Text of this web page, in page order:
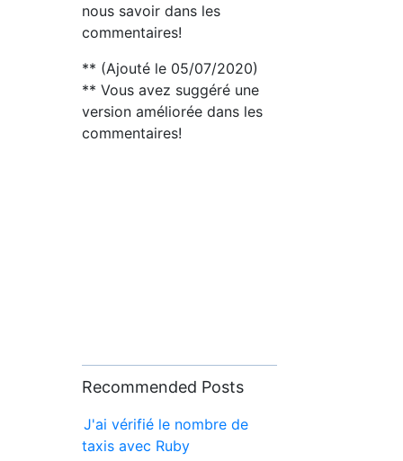
nous savoir dans les
commentaires!
** (Ajouté le 05/07/2020)
** Vous avez suggéré une
version améliorée dans les
commentaires!
Recommended Posts
J'ai vérifié le nombre de
taxis avec Ruby